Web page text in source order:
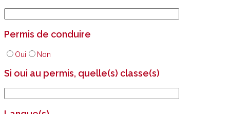
Permis de conduire
Oui Non
Si oui au permis, quelle(s) classe(s)